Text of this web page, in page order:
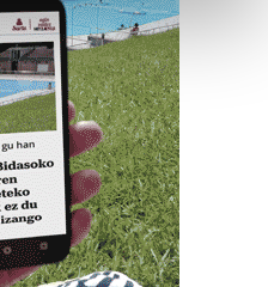
details section.
datu pertsonalak
besteak beste,
iragarki eta eduki
iragarkiak eta edukia
biltzeko eta
nork eta zertarako